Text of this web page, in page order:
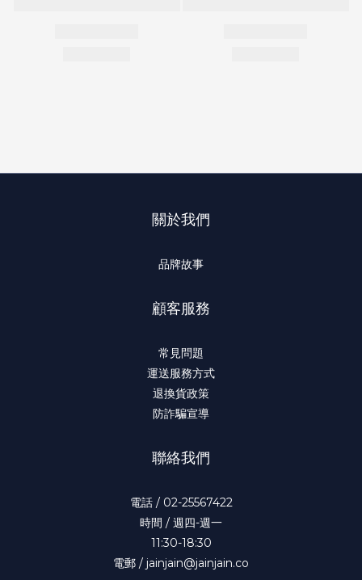
關於我們
品牌故事
顧客服務
常見問題
運送服務方式
退換貨政策
防詐騙宣導
聯絡我們
電話 / 02-25567422
時間 / 週四-週一
11:30-18:30
電郵 / jainjain@jainjain.co